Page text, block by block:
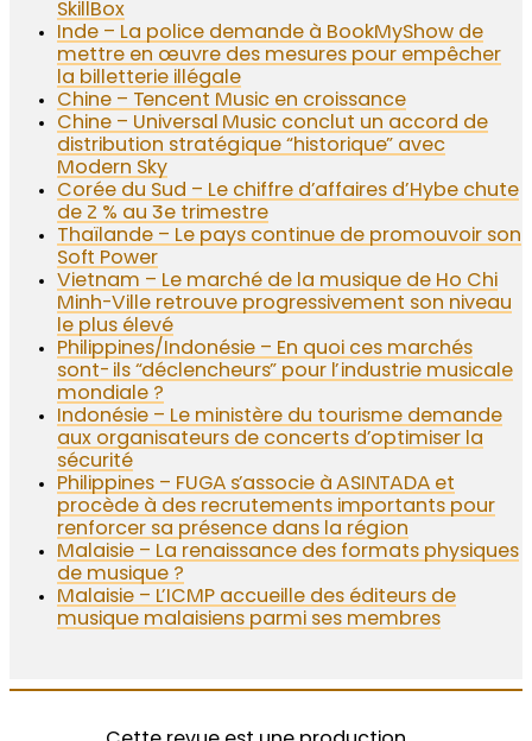
SkillBox
Inde – La police demande à BookMyShow de
mettre en œuvre des mesures pour empêcher
la billetterie illégale
Chine – Tencent Music en croissance
Chine – Universal Music conclut un accord de
distribution stratégique “historique” avec
Modern Sky
Corée du Sud – Le chiffre d’affaires d’Hybe chute
de 2 % au 3e trimestre
Thaïlande – Le pays continue de promouvoir son
Soft Power
Vietnam – Le marché de la musique de Ho Chi
Minh-Ville retrouve progressivement son niveau
le plus élevé
Philippines/Indonésie – En quoi ces marchés
sont-ils “déclencheurs” pour l’industrie musicale
mondiale ?
Indonésie – Le ministère du tourisme demande
aux organisateurs de concerts d’optimiser la
sécurité
Philippines – FUGA s’associe à ASINTADA et
procède à des recrutements importants pour
renforcer sa présence dans la région
Malaisie – La renaissance des formats physiques
de musique ?
Malaisie – L’ICMP accueille des éditeurs de
musique malaisiens parmi ses membres